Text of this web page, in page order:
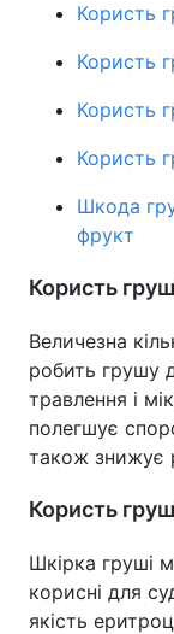
Зброя
Здоров'я
Цікавинки
Екологія
Лонгріди
Відео з Youtube
Інтерв'ю
Архів
Контакти
Послуги
Користь
Користь
Користь
Користь
Шкода
фрукт
Користь
Величезна
робить грушу
травлення і
полегшує
також знижує
Користь
Шкірка груші
корисні для
якість